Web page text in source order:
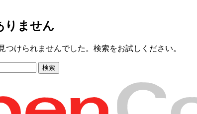
りません
つけられませんでした。検索をお試しください。